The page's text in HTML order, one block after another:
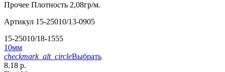
Прочее Плотность 2,08гр/м.
Артикул 15-25010/13-0905
15-25010/18-1555
10мм
checkmark_alt_circleВыбрать
8.18 р.